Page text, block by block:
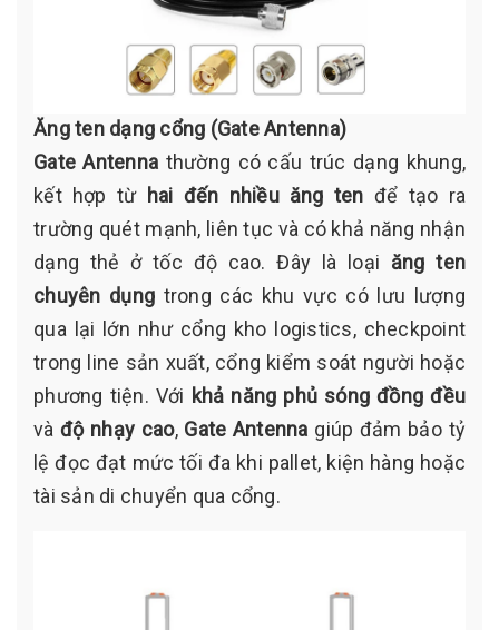
Ăng ten dạng cổng (Gate Antenna)
Gate Antenna thường có cấu trúc dạng khung,
kết hợp từ hai đến nhiều ăng ten để tạo ra
trường quét mạnh, liên tục và có khả năng nhận
dạng thẻ ở tốc độ cao. Đây là loại ăng ten
chuyên dụng trong các khu vực có lưu lượng
qua lại lớn như cổng kho logistics, checkpoint
trong line sản xuất, cổng kiểm soát người hoặc
phương tiện. Với khả năng phủ sóng đồng đều
vàđộ nhạy cao, Gate Antenna giúp đảm bảo tỷ
lệ đọc đạt mức tối đa khi pallet, kiện hàng hoặc
tài sản di chuyển qua cổng.